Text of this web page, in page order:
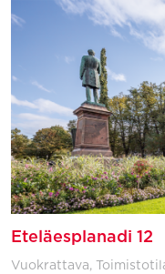
Eteläesplanadi 12
Vuokrattava,